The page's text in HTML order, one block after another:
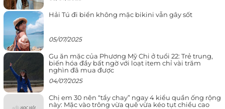
Hải Tú đi biển không mặc bikini vẫn gây sốt
05/07/2025
Gu ăn mặc của Phương Mỹ Chi ở tuổi 22: Trẻ trung,
biến hóa đầy bất ngờ với loạt item chỉ vài trăm
nghìn đã mua được
04/07/2025
Chị em 30 nên “tẩy chay” ngay 4 kiểu quần ống rộng
này: Mặc vào trông vừa quê vừa kéo tụt chiều cao